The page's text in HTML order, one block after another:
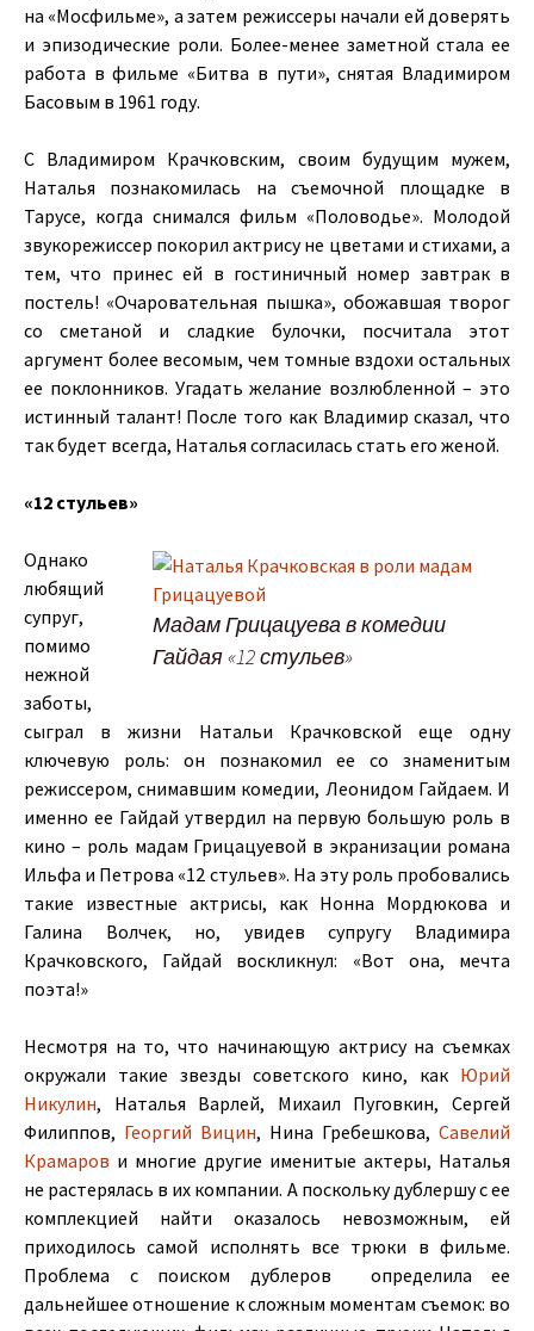
на «Мосфильме», а затем режиссеры начали ей доверять
и эпизодические роли. Более-менее заметной стала ее
работа в фильме «Битва в пути», снятая Владимиром
Басовым в 1961 году.
С Владимиром Крачковским, своим будущим мужем,
Наталья познакомилась на съемочной площадке в
Тарусе, когда снимался фильм «Половодье». Молодой
звукорежиссер покорил актрису не цветами и стихами, а
тем, что принес ей в гостиничный номер завтрак в
постель! «Очаровательная пышка», обожавшая творог
со сметаной и сладкие булочки, посчитала этот
аргумент более весомым, чем томные вздохи остальных
ее поклонников. Угадать желание возлюбленной – это
истинный талант! После того как Владимир сказал, что
так будет всегда, Наталья согласилась стать его женой.
«12 стульев»
Мадам Грицацуева в комедии
Гайдая «12 стульев»
Однако
любящий
супруг,
помимо
нежной
заботы,
сыграл в жизни Натальи Крачковской еще одну
ключевую роль: он познакомил ее со знаменитым
режиссером, снимавшим комедии, Леонидом Гайдаем. И
именно ее Гайдай утвердил на первую большую роль в
кино – роль мадам Грицацуевой в экранизации романа
Ильфа и Петрова «12 стульев». На эту роль пробовались
такие известные актрисы, как Нонна Мордюкова и
Галина Волчек, но, увидев супругу Владимира
Крачковского, Гайдай воскликнул: «Вот она, мечта
поэта!»
Несмотря на то, что начинающую актрису на съемках
окружали такие звезды советского кино, как Юрий
Никулин, Наталья Варлей, Михаил Пуговкин, Сергей
Филиппов, Георгий Вицин, Нина Гребешкова, Савелий
Крамаров и многие другие именитые актеры, Наталья
не растерялась в их компании. А поскольку дублершу с ее
комплекцией найти оказалось невозможным, ей
приходилось самой исполнять все трюки в фильме.
Проблема с поиском дублеров определила ее
дальнейшее отношение к сложным моментам съемок: во